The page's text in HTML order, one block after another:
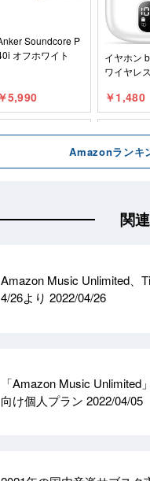
関
Amazon Music Unlimited、
4/26より 2022/04/26
「Amazon Music
向け個人プラン 2022/04/05